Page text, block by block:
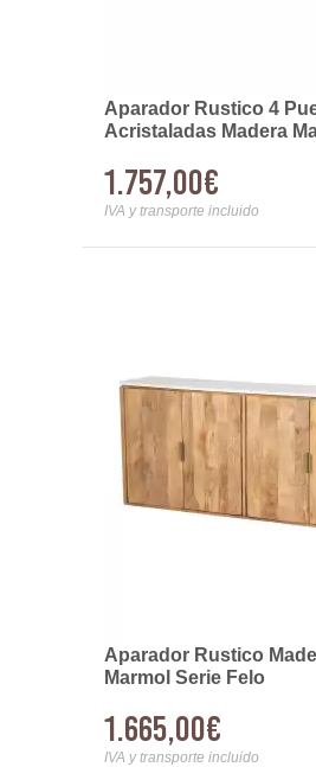
Aparador Rustico 4
Acristaladas Madera
1.757,00€
IVA y transporte incluido
Aparador Rustico
Marmol Serie Felo
1.665,00€
IVA y transporte incluido